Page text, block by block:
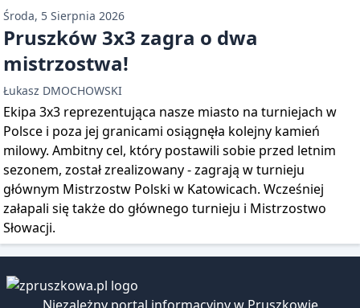
Środa, 5 Sierpnia 2026
Pruszków 3x3 zagra o dwa
mistrzostwa!
Łukasz DMOCHOWSKI
Ekipa 3x3 reprezentująca nasze miasto na turniejach w
Polsce i poza jej granicami osiągnęła kolejny kamień
milowy. Ambitny cel, który postawili sobie przed letnim
sezonem, został zrealizowany - zagrają w turnieju
głównym Mistrzostw Polski w Katowicach. Wcześniej
załapali się także do głównego turnieju i Mistrzostwo
Słowacji.